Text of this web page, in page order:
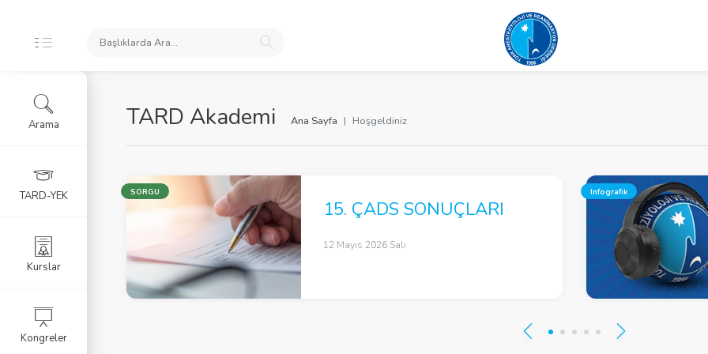
TARD Akademi Ana Sayfa Hoşgeldiniz
SORGU
15. ÇADS SONUÇLARI
12 Mayıs 2026 Salı
Infografik
Arama
TARD-YEK
Kurslar
Kongreler